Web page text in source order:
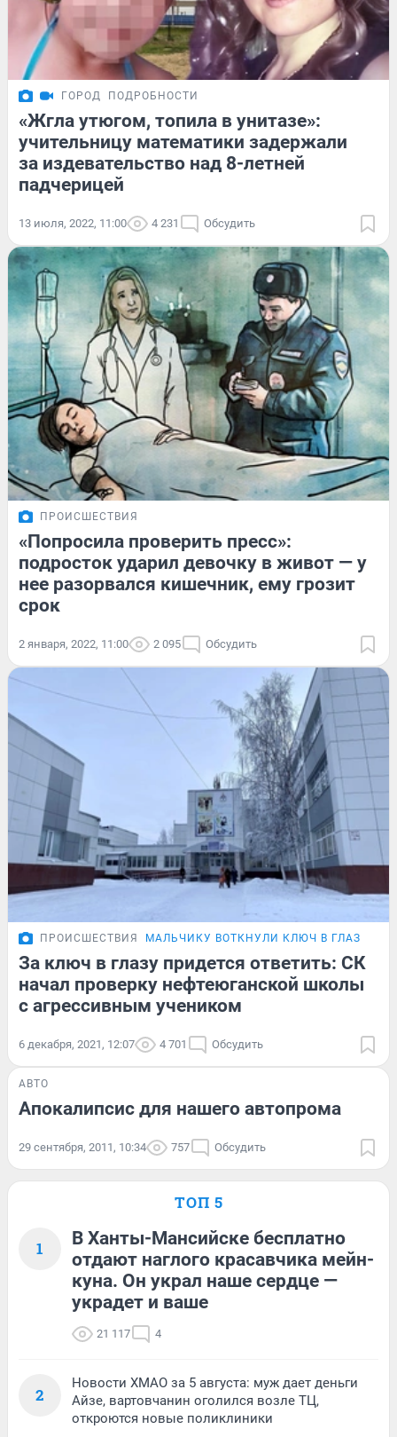
ГОРОД ПОДРОБНОСТИ
«Жгла утюгом, топила в унитазе»:
учительницу математики задержали
за издевательство над 8-летней
падчерицей
13 июля, 2022, 11:00 4 231 Обсудить
ПРОИСШЕСТВИЯ
«Попросила проверить пресс»:
подросток ударил девочку в живот — у
нее разорвался кишечник, ему грозит
срок
2 января, 2022, 11:00 2 095 Обсудить
ПРОИСШЕСТВИЯ МАЛЬЧИКУ ВОТКНУЛИ КЛЮЧ В ГЛАЗ
За ключ в глазу придется ответить: СК
начал проверку нефтеюганской школы
с агрессивным учеником
6 декабря, 2021, 12:07 4 701 Обсудить
АВТО
Апокалипсис для нашего автопрома
29 сентября, 2011, 10:34 757 Обсудить
ТОП 5
1
В Ханты-Мансийске бесплатно
отдают наглого красавчика мейн-
куна. Он украл наше сердце —
украдет и ваше
21 117 4
2
Новости ХМАО за 5 августа: муж дает деньги
Айзе, вартовчанин оголился возле ТЦ,
откроются новые поликлиники